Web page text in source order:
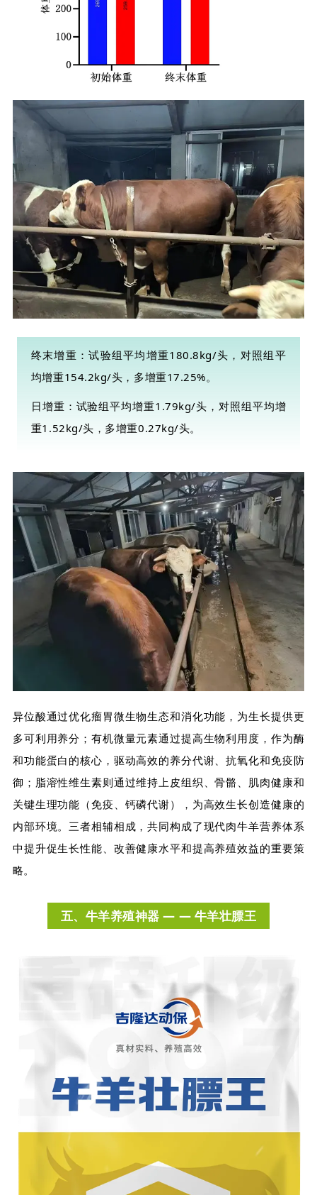
终末增重：试验组平均增重180.8kg/头，对照组平
均增重154.2kg/头，多增重17.25%。
日增重：试验组平均增重1.79kg/头，对照组平均增
重1.52kg/头，多增重0.27kg/头。
异位酸通过优化瘤胃微生物生态和消化功能，为生长提供更
多可利用养分；有机微量元素通过提高生物利用度，作为酶
和功能蛋白的核心，驱动高效的养分代谢、抗氧化和免疫防
御；脂溶性维生素则通过维持上皮组织、骨骼、肌肉健康和
关键生理功能（免疫、钙磷代谢），为高效生长创造健康的
内部环境。三者相辅相成，共同构成了现代肉牛羊营养体系
中提升促生长性能、改善健康水平和提高养殖效益的重要策
略。
五、牛羊养殖神器 — — 牛羊壮膘王